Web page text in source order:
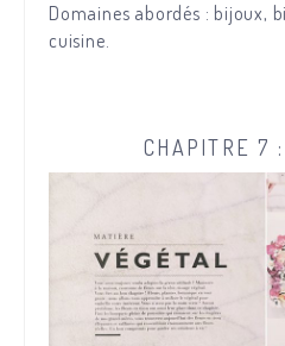
Domaines abordés : bijoux,
cuisine.
CHAPITRE 7 :